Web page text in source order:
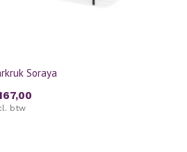
Soraya
btw